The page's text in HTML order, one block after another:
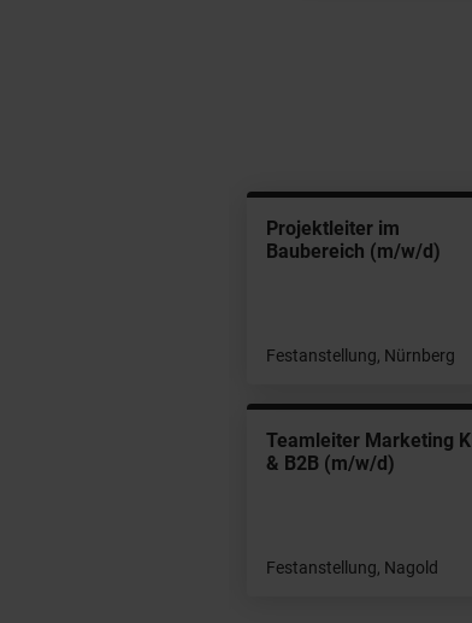
Projektleiter im
Baubereich (m/w/d)
Festanstellung, Nürnberg
Teamleiter Marketing KI
& B2B (m/w/d)
Festanstellung, Nagold